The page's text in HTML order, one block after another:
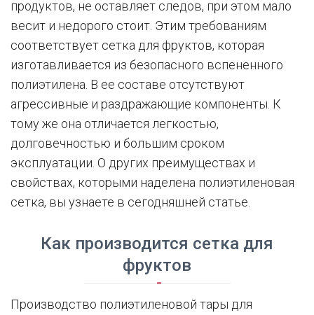
продуктов, не оставляет следов, при этом мало
весит и недорого стоит. Этим требованиям
соответствует сетка для фруктов, которая
изготавливается из безопасного вспененного
полиэтилена. В ее составе отсутствуют
агрессивные и раздражающие компоненты. К
тому же она отличается легкостью,
долговечностью и большим сроком
эксплуатации. О других преимуществах и
свойствах, которыми наделена полиэтиленовая
сетка, вы узнаете в сегодняшней статье.
Как производится сетка для
фруктов
Производство полиэтиленовой тары для